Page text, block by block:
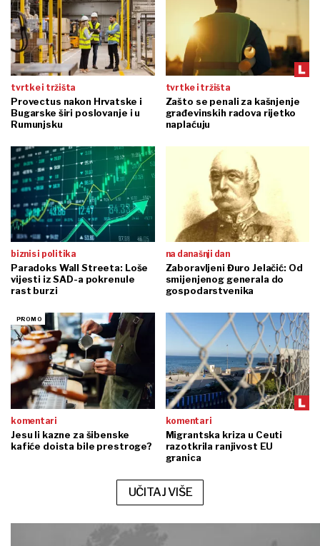
tvrtke i tržišta
Provectus nakon Hrvatske i
Bugarske širi poslovanje i u
Rumunjsku
tvrtke i tržišta
Zašto se penali za kašnjenje
građevinskih radova rijetko
naplaćuju
biznis i politika
Paradoks Wall Streeta: Loše
vijesti iz SAD-a pokrenule
rast burzi
na današnji dan
Zaboravljeni Đuro Jelačić: Od
smijenjenog generala do
gospodarstvenika
komentari
Jesu li kazne za šibenske
kafiće doista bile prestroge?
komentari
Migrantska kriza u Ceuti
razotkrila ranjivost EU
granica
UČITAJ VIŠE